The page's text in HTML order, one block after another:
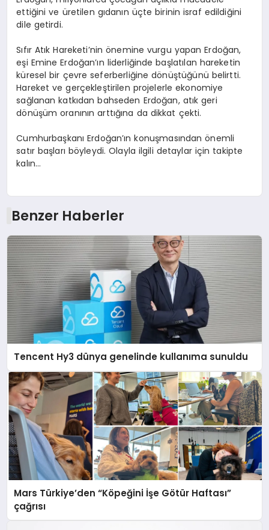
ettiğini ve üretilen gıdanın üçte birinin israf edildiğini
dile getirdi.
Sıfır Atık Hareketi’nin önemine vurgu yapan Erdoğan,
eşi Emine Erdoğan’ın liderliğinde başlatılan hareketin
küresel bir çevre seferberliğine dönüştüğünü belirtti.
Hareket ve gerçekleştirilen projelerle ekonomiye
sağlanan katkıdan bahseden Erdoğan, atık geri
dönüşüm oranının arttığına da dikkat çekti.
Cumhurbaşkanı Erdoğan’ın konuşmasından önemli
satır başları böyleydi. Olayla ilgili detaylar için takipte
kalın…
Benzer Haberler
Tencent Hy3 dünya genelinde kullanıma sunuldu
Mars Türkiye’den “Köpeğini İşe Götür Haftası”
çağrısı